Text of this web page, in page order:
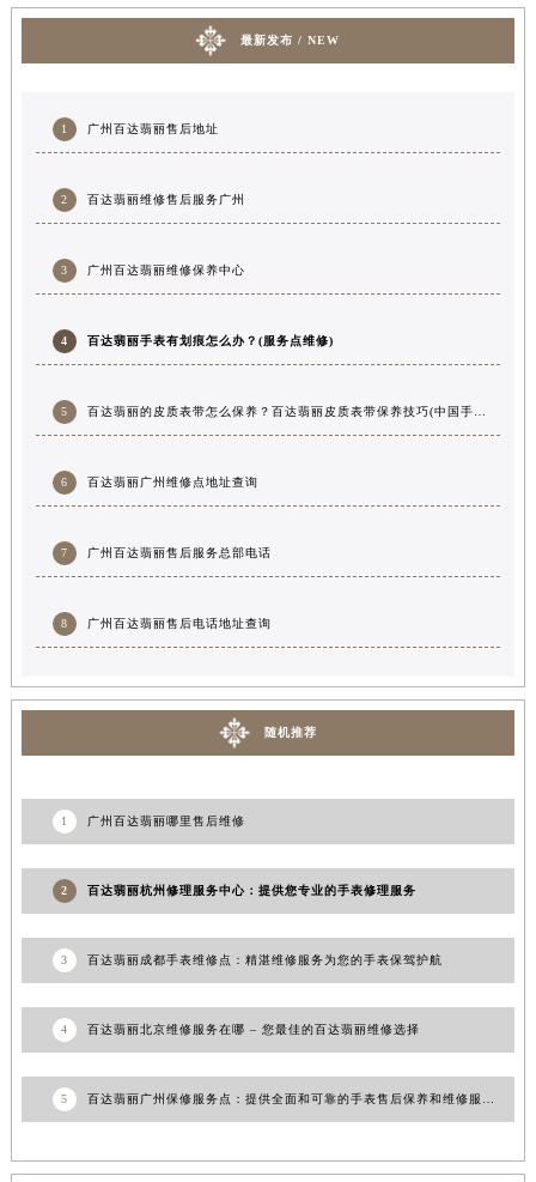
最新发布 / NEW
1 广州百达翡丽售后地址
2 百达翡丽维修售后服务广州
3 广州百达翡丽维修保养中心
4 百达翡丽手表有划痕怎么办？(服务点维修)
5
6 百达翡丽广州维修点地址查询
7 广州百达翡丽售后服务总部电话
8 广州百达翡丽售后电话地址查询
随机推荐
1 广州百达翡丽哪里售后维修
2 百达翡丽杭州修理服务中心：提供您专业的手表修理服务
3 百达翡丽成都手表维修点：精湛维修服务为您的手表保驾护航
4 百达翡丽北京维修服务在哪 – 您最佳的百达翡丽维修选择
5